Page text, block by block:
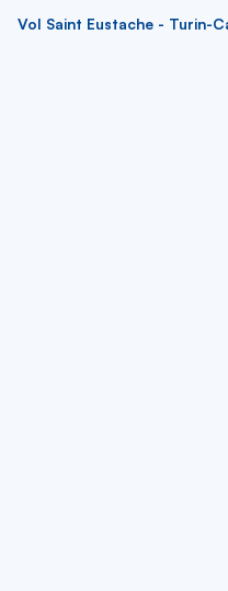
Vol Saint Eustache - Turin-